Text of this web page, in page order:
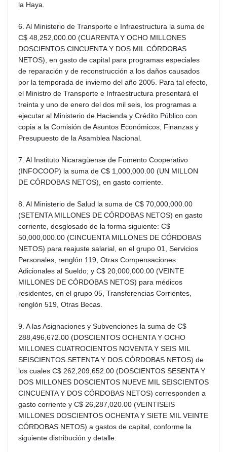
la Haya.
6. Al Ministerio de Transporte e Infraestructura la suma de
C$ 48,252,000.00 (CUARENTA Y OCHO MILLONES
DOSCIENTOS CINCUENTA Y DOS MIL CÓRDOBAS
NETOS), en gasto de capital para programas especiales
de reparación y de reconstrucción a los daños causados
por la temporada de invierno del año 2005. Para tal efecto,
el Ministro de Transporte e Infraestructura presentará el
treinta y uno de enero del dos mil seis, los programas a
ejecutar al Ministerio de Hacienda y Crédito Público con
copia a la Comisión de Asuntos Económicos, Finanzas y
Presupuesto de la Asamblea Nacional.
7. Al Instituto Nicaragüense de Fomento Cooperativo
(INFOCOOP) la suma de C$ 1,000,000.00 (UN MILLON
DE CÓRDOBAS NETOS), en gasto corriente.
8. Al Ministerio de Salud la suma de C$ 70,000,000.00
(SETENTA MILLONES DE CÓRDOBAS NETOS) en gasto
corriente, desglosado de la forma siguiente: C$
50,000,000.00 (CINCUENTA MILLONES DE CÓRDOBAS
NETOS) para reajuste salarial, en el grupo 01, Servicios
Personales, renglón 119, Otras Compensaciones
Adicionales al Sueldo; y C$ 20,000,000.00 (VEINTE
MILLONES DE CÓRDOBAS NETOS) para médicos
residentes, en el grupo 05, Transferencias Corrientes,
renglón 519, Otras Becas.
9. A las Asignaciones y Subvenciones la suma de C$
288,496,672.00 (DOSCIENTOS OCHENTA Y OCHO
MILLONES CUATROCIENTOS NOVENTA Y SEIS MIL
SEISCIENTOS SETENTA Y DOS CÓRDOBAS NETOS) de
los cuales C$ 262,209,652.00 (DOSCIENTOS SESENTA Y
DOS MILLONES DOSCIENTOS NUEVE MIL SEISCIENTOS
CINCUENTA Y DOS CÓRDOBAS NETOS) corresponden a
gasto corriente y C$ 26,287,020.00 (VEINTISEIS
MILLONES DOSCIENTOS OCHENTA Y SIETE MIL VEINTE
CÓRDOBAS NETOS) a gastos de capital, conforme la
siguiente distribución y detalle: